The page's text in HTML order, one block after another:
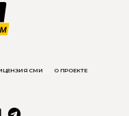
СМИ О ПРОЕКТЕ